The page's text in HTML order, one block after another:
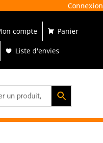
Connexion
compte Panier
Liste d'envies